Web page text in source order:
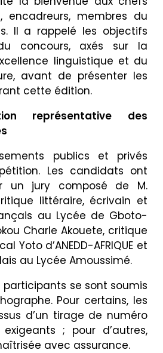
encadreurs, membres du
Il a rappelé les objectifs
concours, axés sur la
linguistique et du
avant de présenter les
cette édition.
représentative des
publics et privés
Les candidats ont
un jury composé de M.
littéraire, écrivain et
au Lycée de Gboto-
Charle Akouete, critique
Yoto d’ANEDD-AFRIQUE et
au Lycée Amoussimé.
participants se sont soumis
Pour certains, les
d’un tirage de numéro
; pour d’autres,
avec assurance.